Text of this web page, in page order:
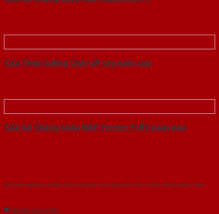
Cửa Thép Chống Cháy 2P tay nam cua
Cửa Gỗ Chống Cháy MDF Veneer P1R5 xoan dao
Với kinh nghiệm nhiêu năm nghiên cứu cửa theo tiêu chuẩn công nghệ Châu
Âu.Chúng tôi tự tin là nhà sản xuất & cung cấp hàng đầu tại Việt Nam!
Gửi yêu cầu tư vấn